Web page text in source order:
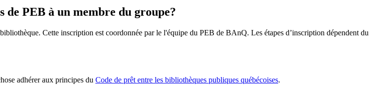
de PEB à un membre du groupe?
Cette inscription est coordonnée par le l'équipe du PEB de BAnQ. Les étapes d’inscription dépendent du
adhérer aux principes du Code de prêt entre les bibliothèques publiques québécoises.